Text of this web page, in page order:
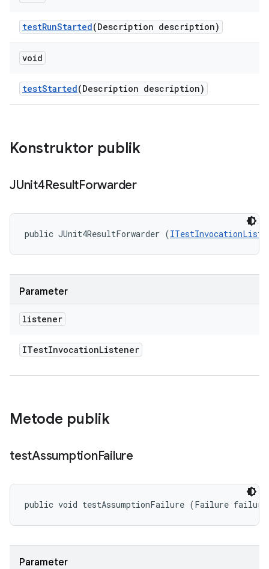
testRunStarted(Description description)
void
testStarted(Description description)
Konstruktor publik
JUnit4ResultForwarder
public JUnit4ResultForwarder (
Parameter
listener
ITestInvocationListener
Metode publik
testAssumptionFailure
public void testAssumptionFailure (Failure
Parameter